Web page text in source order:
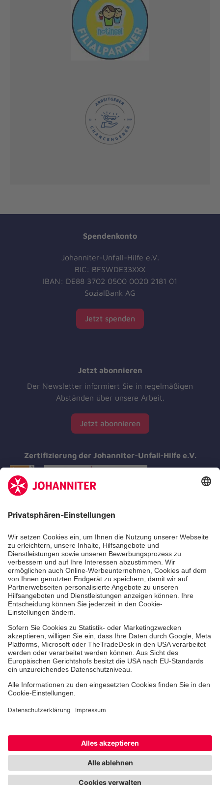
Spendenkonto
Johanniter-Unfall-Hilfe e.V.
BIC: BFSWDE33XXX
IBAN: DE88 3702 0500 0020 2181 01
SozialBank AG
Jetzt spenden
Jetzt abonnieren
Der Newsletter informiert Sie in regelmäßigen
Abständen über unsere Arbeit.
Jetzt abonnieren
Zertifizierung der Johanniter-Unfall-Hilfe e.V.
Aus- & Fortbildungen
Erste-Hilfe-Kurse
Jobs & Ehrenamt
Freiwilligendienst
Spendenprojekte
Johanniter-Jugend
Einrichtungen
Cookie-Einstellungen Datenschutz Barrierefreiheit
Impressum Kontakt Widerruf